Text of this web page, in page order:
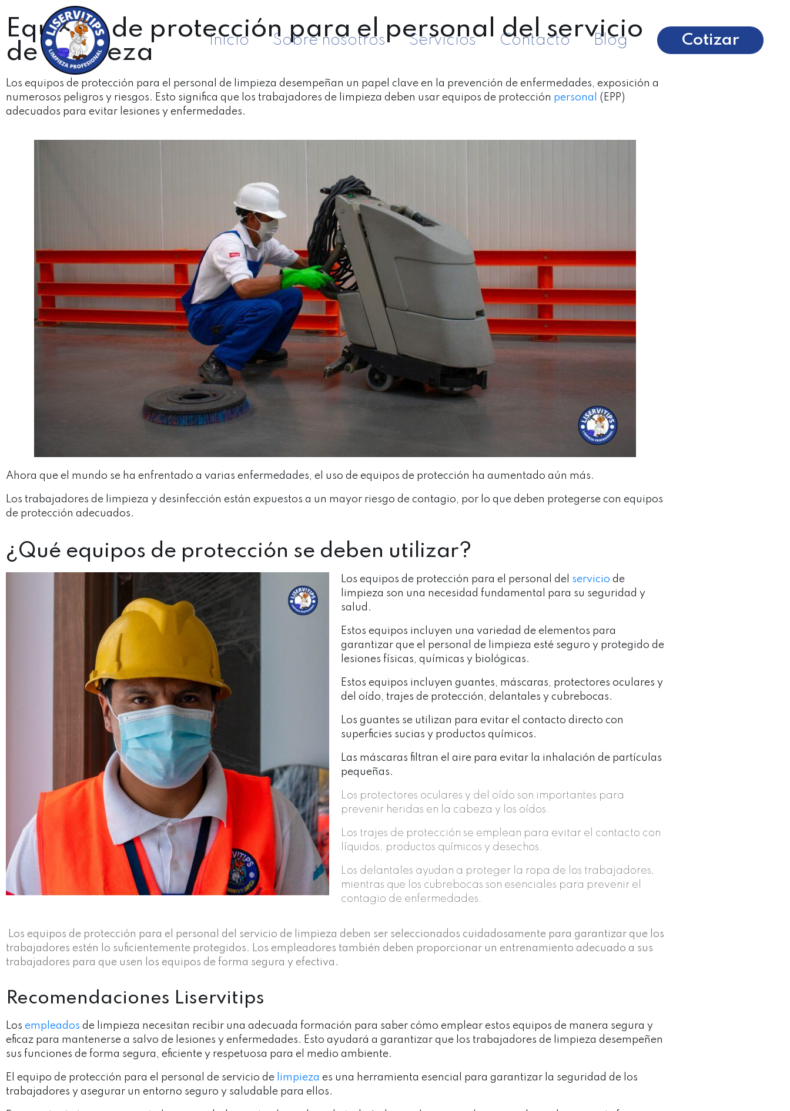
Inicio Sobre nosotros Servicios Contacto Blog Cotizar
Equipos de protección para el personal del servicio
de limpieza
Los equipos de protección para el personal de limpieza desempeñan un papel clave en la prevención de enfermedades, exposición a
numerosos peligros y riesgos. Esto significa que los trabajadores de limpieza deben usar equipos de protección personal
(EPP)
adecuados para evitar lesiones y enfermedades.
Ahora que el mundo se ha enfrentado a varias enfermedades, el uso de equipos de protección ha aumentado aún más.
Los trabajadores de limpieza y desinfección están expuestos a un mayor riesgo de contagio, por lo que deben protegerse con equipos
de protección adecuados.
¿Qué equipos de protección se deben utilizar?
Los equipos de protección para el personal del servicio de
limpieza son una necesidad fundamental para su seguridad y
salud.
Estos equipos incluyen una variedad de elementos para
garantizar que el personal de limpieza esté seguro y protegido de
lesiones físicas, químicas y biológicas.
Estos equipos incluyen guantes, máscaras, protectores oculares y
del oído, trajes de protección, delantales y cubrebocas.
Los guantes se utilizan para evitar el contacto directo con
superficies sucias y productos químicos.
Las máscaras filtran el aire para evitar la inhalación de partículas
pequeñas.
Los protectores oculares y del oído son importantes para
prevenir heridas en la cabeza y los oídos.
Los trajes de protección se emplean para evitar el contacto con
líquidos, productos químicos y desechos.
Los delantales ayudan a proteger la ropa de los trabajadores,
mientras que los cubrebocas son esenciales para prevenir el
contagio de enfermedades.
Los equipos de protección para el personal del servicio de limpieza deben ser seleccionados cuidadosamente para garantizar que los
trabajadores estén lo suficientemente protegidos. Los empleadores también deben proporcionar un entrenamiento adecuado a sus
trabajadores para que usen los equipos de forma segura y efectiva.
Recomendaciones Liservitips
Los empleados de limpieza necesitan recibir una adecuada formación para saber cómo emplear estos equipos de manera segura y
eficaz para mantenerse a salvo de lesiones y enfermedades. Esto ayudará a garantizar que los trabajadores de limpieza desempeñen
sus funciones de forma segura, eficiente y respetuosa para el medio ambiente.
El equipo de protección para el personal de servicio de limpieza es una herramienta esencial para garantizar la seguridad de los
trabajadores y asegurar un entorno seguro y saludable para ellos.